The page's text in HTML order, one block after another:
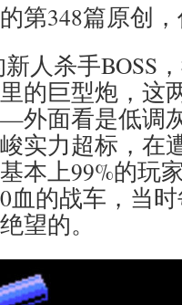
第348篇原创
人杀手BOSS
的巨型炮，这
面看是低调
实力超标，在
本上99%的玩
血的战车，当
望的。